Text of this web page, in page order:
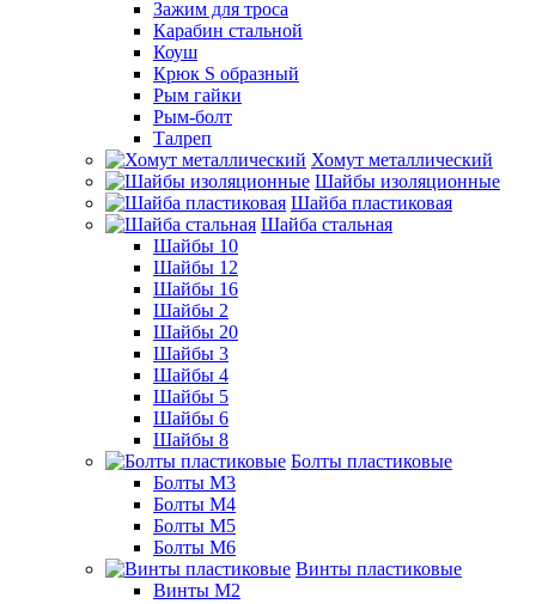
Зажим для троса
Карабин стальной
Коуш
Крюк S образный
Рым гайки
Рым-болт
Талреп
Хомут металлический
Шайбы изоляционные
Шайба пластиковая
Шайба стальная
Шайбы 10
Шайбы 12
Шайбы 16
Шайбы 2
Шайбы 20
Шайбы 3
Шайбы 4
Шайбы 5
Шайбы 6
Шайбы 8
Болты пластиковые
Болты М3
Болты М4
Болты М5
Болты М6
Винты пластиковые
Винты М2